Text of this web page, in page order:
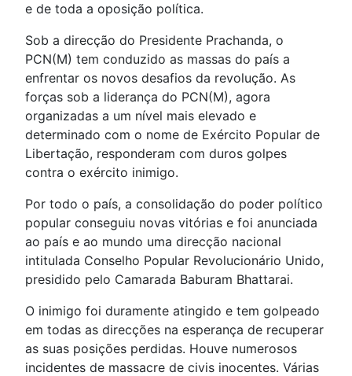
e de toda a oposição política.
Sob a direcção do Presidente Prachanda, o
PCN(M) tem conduzido as massas do país a
enfrentar os novos desafios da revolução. As
forças sob a liderança do PCN(M), agora
organizadas a um nível mais elevado e
determinado com o nome de Exército Popular de
Libertação, responderam com duros golpes
contra o exército inimigo.
Por todo o país, a consolidação do poder político
popular conseguiu novas vitórias e foi anunciada
ao país e ao mundo uma direcção nacional
intitulada Conselho Popular Revolucionário Unido,
presidido pelo Camarada Baburam Bhattarai.
O inimigo foi duramente atingido e tem golpeado
em todas as direcções na esperança de recuperar
as suas posições perdidas. Houve numerosos
incidentes de massacre de civis inocentes. Várias